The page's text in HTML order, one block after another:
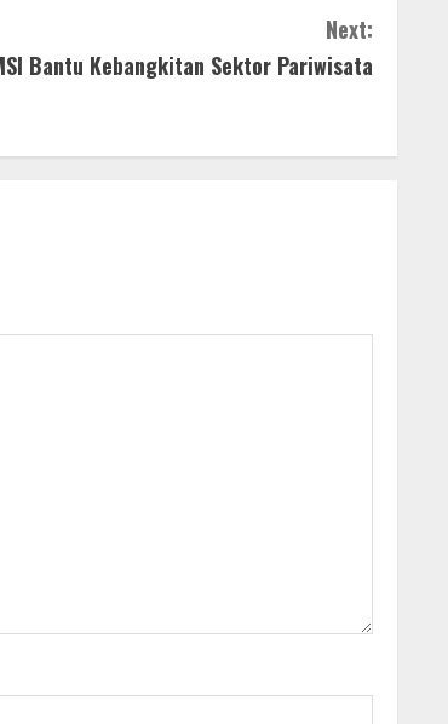
Next:
Bantu Kebangkitan Sektor Pariwisata